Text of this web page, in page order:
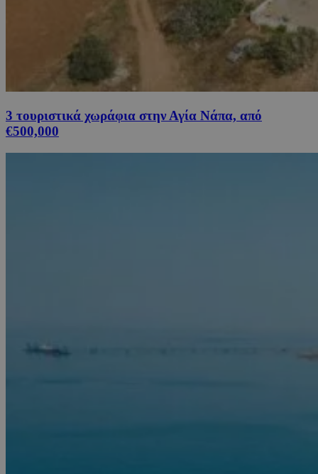
3 τουριστικά χωράφια στην Αγία Νάπα, από
€500,000